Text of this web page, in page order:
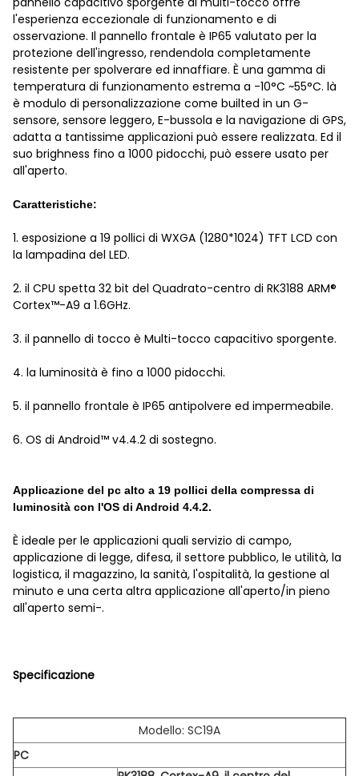
l'esperienza eccezionale di funzionamento e di
osservazione. Il pannello frontale è IP65 valutato per la
protezione dell'ingresso, rendendola completamente
resistente per spolverare ed innaffiare. È una gamma di
temperatura di funzionamento estrema a -10°C ~55°C. là
è modulo di personalizzazione come builted in un G-
sensore, sensore leggero, E-bussola e la navigazione di GPS,
adatta a tantissime applicazioni può essere realizzata. Ed il
suo brighness fino a 1000 pidocchi, può essere usato per
all'aperto.
Caratteristiche:
1. esposizione a 19 pollici di WXGA (1280*1024) TFT LCD con
la lampadina del LED.
2. il CPU spetta 32 bit del Quadrato-centro di RK3188 ARM®
Cortex™-A9 a 1.6GHz.
3. il pannello di tocco è Multi-tocco capacitivo sporgente.
4. la luminosità è fino a 1000 pidocchi.
5. il pannello frontale è IP65 antipolvere ed impermeabile.
6. OS di Android™ v4.4.2 di sostegno.
Applicazione del pc alto a 19 pollici della compressa di
luminosità con l'OS di Android 4.4.2.
È ideale per le applicazioni quali servizio di campo,
applicazione di legge, difesa, il settore pubblico, le utilità, la
logistica, il magazzino, la sanità, l'ospitalità, la gestione al
minuto e una certa altra applicazione all'aperto/in pieno
all'aperto semi-.
Specificazione
Modello: SC19A
PC